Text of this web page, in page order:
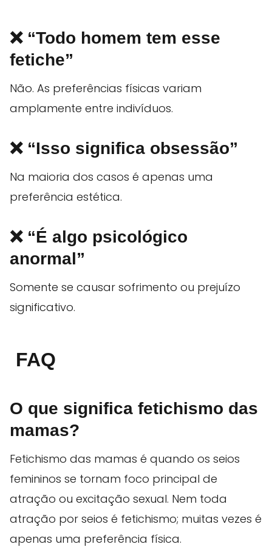
❌ “Todo homem tem esse
fetiche”
Não. As preferências físicas variam
amplamente entre indivíduos.
❌ “Isso significa obsessão”
Na maioria dos casos é apenas uma
preferência estética.
❌ “É algo psicológico
anormal”
Somente se causar sofrimento ou prejuízo
significativo.
FAQ
O que significa fetichismo das
mamas?
Fetichismo das mamas é quando os seios
femininos se tornam foco principal de
atração ou excitação sexual. Nem toda
atração por seios é fetichismo; muitas vezes é
apenas uma preferência física.